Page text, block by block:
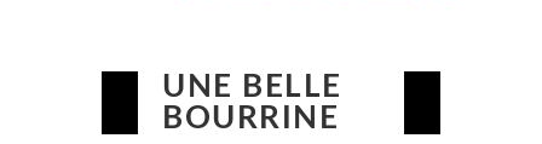
UNE BELLE
BOURRINE